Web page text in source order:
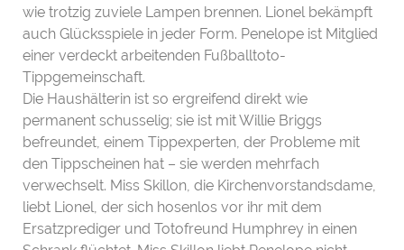
wie trotzig zuviele Lampen brennen. Lionel bekämpft
auch Glücksspiele in jeder Form. Penelope ist Mitglied
einer verdeckt arbeitenden Fußballtoto-
Tippgemeinschaft.
Die Haushälterin ist so ergreifend direkt wie
permanent schusselig; sie ist mit Willie Briggs
befreundet, einem Tippexperten, der Probleme mit
den Tippscheinen hat – sie werden mehrfach
verwechselt. Miss Skillon, die Kirchenvorstandsdame,
liebt Lionel, der sich hosenlos vor ihr mit dem
Ersatzprediger und Totofreund Humphrey in einen